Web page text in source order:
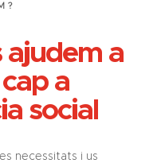
ajudem a
a
social
necessitats i us